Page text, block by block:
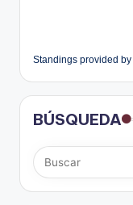
Standings provided by
BÚSQUEDA